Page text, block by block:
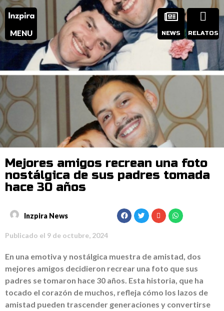
MENU NEWS RELATOS
Mejores amigos recrean una foto
nostálgica de sus padres tomada
hace 30 años
Inzpira News
Publicado el 9 de octubre, 2024
En una emotiva y nostálgica muestra de amistad, dos
mejores amigos decidieron recrear una foto que sus
padres se tomaron hace 30 años. Esta historia, que ha
tocado el corazón de muchos, refleja cómo los lazos de
amistad pueden trascender generaciones y convertirse